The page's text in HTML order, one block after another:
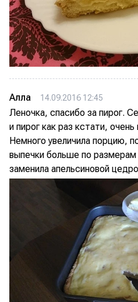
Алла 14.09.2016 12:45
Леночка, спасибо за пирог.
и пирог как раз кстати,
Немного увеличила порцию,
выпечки больше по
заменила апельсиновой